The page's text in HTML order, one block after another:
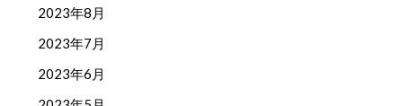
2023年8月
2023年7月
2023年6月